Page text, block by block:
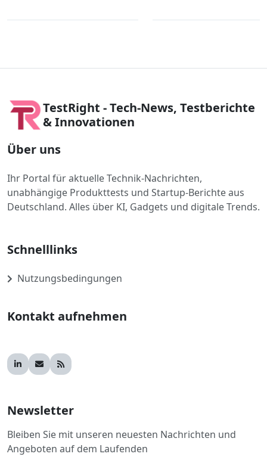
TestRight - Tech-News, Testberichte
& Innovationen
Über uns
Ihr Portal für aktuelle Technik-Nachrichten,
unabhängige Produkttests und Startup-Berichte aus
Deutschland. Alles über KI, Gadgets und digitale Trends.
Schnelllinks
Nutzungsbedingungen
Kontakt aufnehmen
Newsletter
Bleiben Sie mit unseren neuesten Nachrichten und
Angeboten auf dem Laufenden